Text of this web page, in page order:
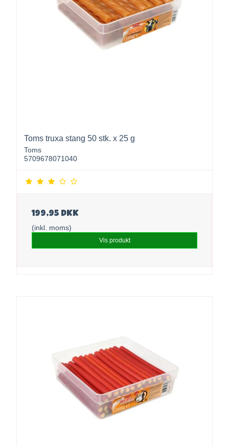
Toms truxa stang 50 stk. x 25 g
Toms
5709678071040
199,95 DKK
(inkl. moms)
Vis produkt